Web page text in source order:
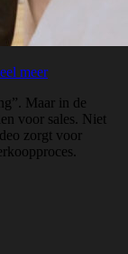
meer
Maar in de
voor sales. Niet
zorgt voor